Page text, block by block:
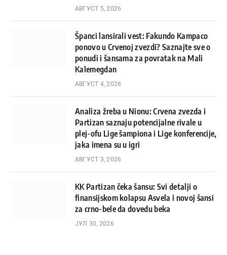
АВГУСТ 5, 2026
Španci lansirali vest: Fakundo Kampaco
ponovo u Crvenoj zvezdi? Saznajte sve o
ponudi i šansama za povratak na Mali
Kalemegdan
АВГУСТ 4, 2026
Analiza žreba u Nionu: Crvena zvezda i
Partizan saznaju potencijalne rivale u
plej-ofu Lige šampiona i Lige konferencije,
jaka imena su u igri
АВГУСТ 3, 2026
KK Partizan čeka šansu: Svi detalji o
finansijskom kolapsu Asvela i novoj šansi
za crno-bele da dovedu beka
ЈУЛ 30, 2026